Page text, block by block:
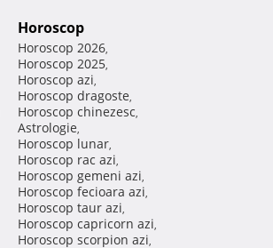
Horoscop
Horoscop 2026,
Horoscop 2025,
Horoscop azi,
Horoscop dragoste,
Horoscop chinezesc,
Astrologie,
Horoscop lunar,
Horoscop rac azi,
Horoscop gemeni azi,
Horoscop fecioara azi,
Horoscop taur azi,
Horoscop capricorn azi,
Horoscop scorpion azi,